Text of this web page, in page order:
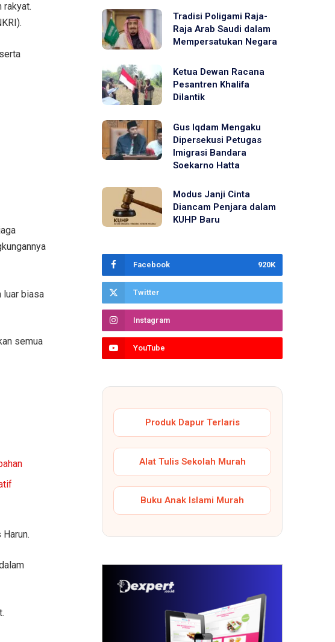
rakyat.
luar biasa
semua
Tradisi Poligami Raja-
Raja Arab Saudi dalam
Mempersatukan Negara
Ketua Dewan Racana
Pesantren Khalifa
Dilantik
Gus Iqdam Mengaku
Dipersekusi Petugas
Imigrasi Bandara
Soekarno Hatta
Modus Janji Cinta
Diancam Penjara dalam
KUHP Baru
Facebook 920K
Twitter
Instagram
YouTube
Produk Dapur Terlaris
Alat Tulis Sekolah Murah
Buku Anak Islami Murah